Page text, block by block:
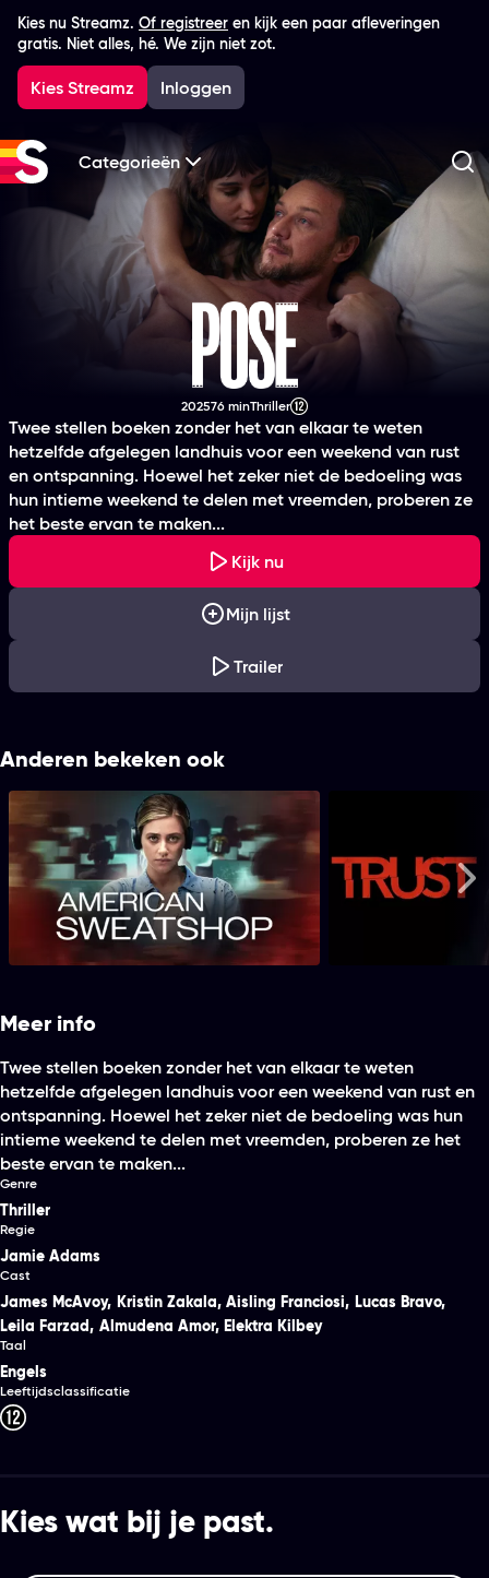
Kies nu Streamz. Of registreer en kijk een paar afleveringen
gratis. Niet alles, hé. We zijn niet zot.
Kies Streamz Inloggen
Categorieën
Pose
Productiejaar
2025 Tijdsduur
76 minGenre
Thriller
Leeftijdsclassificatie
Twee stellen boeken zonder het van elkaar te weten
hetzelfde afgelegen landhuis voor een weekend van rust
en ontspanning. Hoewel het zeker niet de bedoeling was
hun intieme weekend te delen met vreemden, proberen ze
het beste ervan te maken...
Kijk nu
Mijn lijst
Trailer
Anderen bekeken ook
American Sweatshop
Meer info
Twee stellen boeken zonder het van elkaar te weten
hetzelfde afgelegen landhuis voor een weekend van rust en
ontspanning. Hoewel het zeker niet de bedoeling was hun
intieme weekend te delen met vreemden, proberen ze het
beste ervan te maken...
Genre
Thriller
Regie
Jamie Adams
Cast
James McAvoy, Kristin Zakala, Aisling Franciosi, Lucas Bravo,
Leila Farzad, Almudena Amor, Elektra Kilbey
Taal
Engels
Leeftijdsclassificatie
Kies wat bij je past.